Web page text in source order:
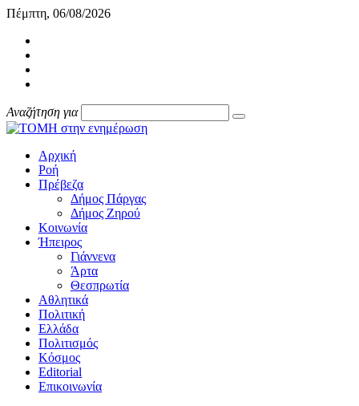
Πέμπτη, 06/08/2026
Αναζήτηση για
Αρχική
Ροή
Πρέβεζα
Δήμος Πάργας
Δήμος Ζηρού
Κοινωνία
Ήπειρος
Γιάννενα
Άρτα
Θεσπρωτία
Αθλητικά
Πολιτική
Ελλάδα
Πολιτισμός
Κόσμος
Editorial
Επικοινωνία